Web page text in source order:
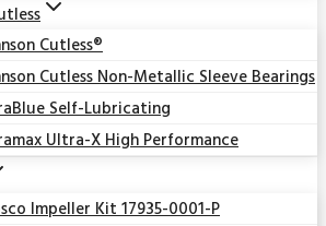
Cutless®
Cutless Non-Metallic Sleeve Bearings
Self-Lubricating
Ultra-X High Performance
Impeller Kit 17935-0001-P